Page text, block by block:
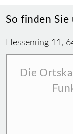
So finden Sie
Hessenring 11,
Die